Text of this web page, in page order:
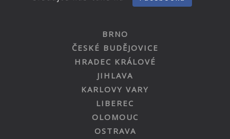
BRNO
ČESKÉ BUDĚJOVICE
HRADEC KRÁLOVÉ
JIHLAVA
KARLOVY VARY
LIBEREC
OLOMOUC
OSTRAVA